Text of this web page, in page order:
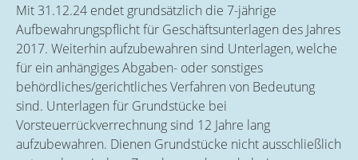
Mit 31.12.24 endet grundsätzlich die 7-jährige
Aufbewahrungspflicht für Geschäftsunterlagen des Jahres
2017. Weiterhin aufzubewahren sind Unterlagen, welche
für ein anhängiges Abgaben- oder sonstiges
behördliches/gerichtliches Verfahren von Bedeutung
sind. Unterlagen für Grundstücke bei
Vorsteuerrückverrechnung sind 12 Jahre lang
aufzubewahren. Dienen Grundstücke nicht ausschließlich